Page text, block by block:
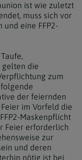
ist wie zuletzt
muss sich vor
eine FFP2-
gelten die
zum
der feiernden
im Vorfeld die
Maskenpflicht
Feier erforderlich
zur
und deren
nötig ist bei